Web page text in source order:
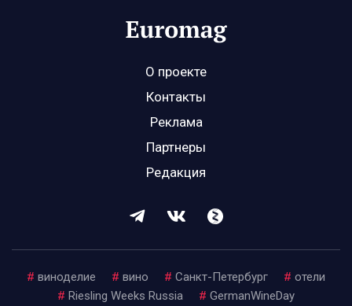
О проекте
Контакты
Реклама
Партнеры
Редакция
# виноделие # вино # Санкт-Петербург # отели
# Riesling Weeks Russia # GermanWineDay